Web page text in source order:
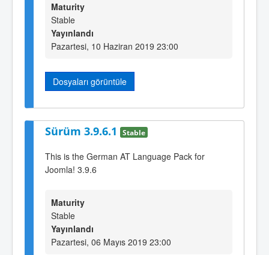
Maturity
Stable
Yayınlandı
Pazartesi, 10 Haziran 2019 23:00
Dosyaları görüntüle
Sürüm 3.9.6.1 Stable
This is the German AT Language Pack for
Joomla! 3.9.6
Maturity
Stable
Yayınlandı
Pazartesi, 06 Mayıs 2019 23:00